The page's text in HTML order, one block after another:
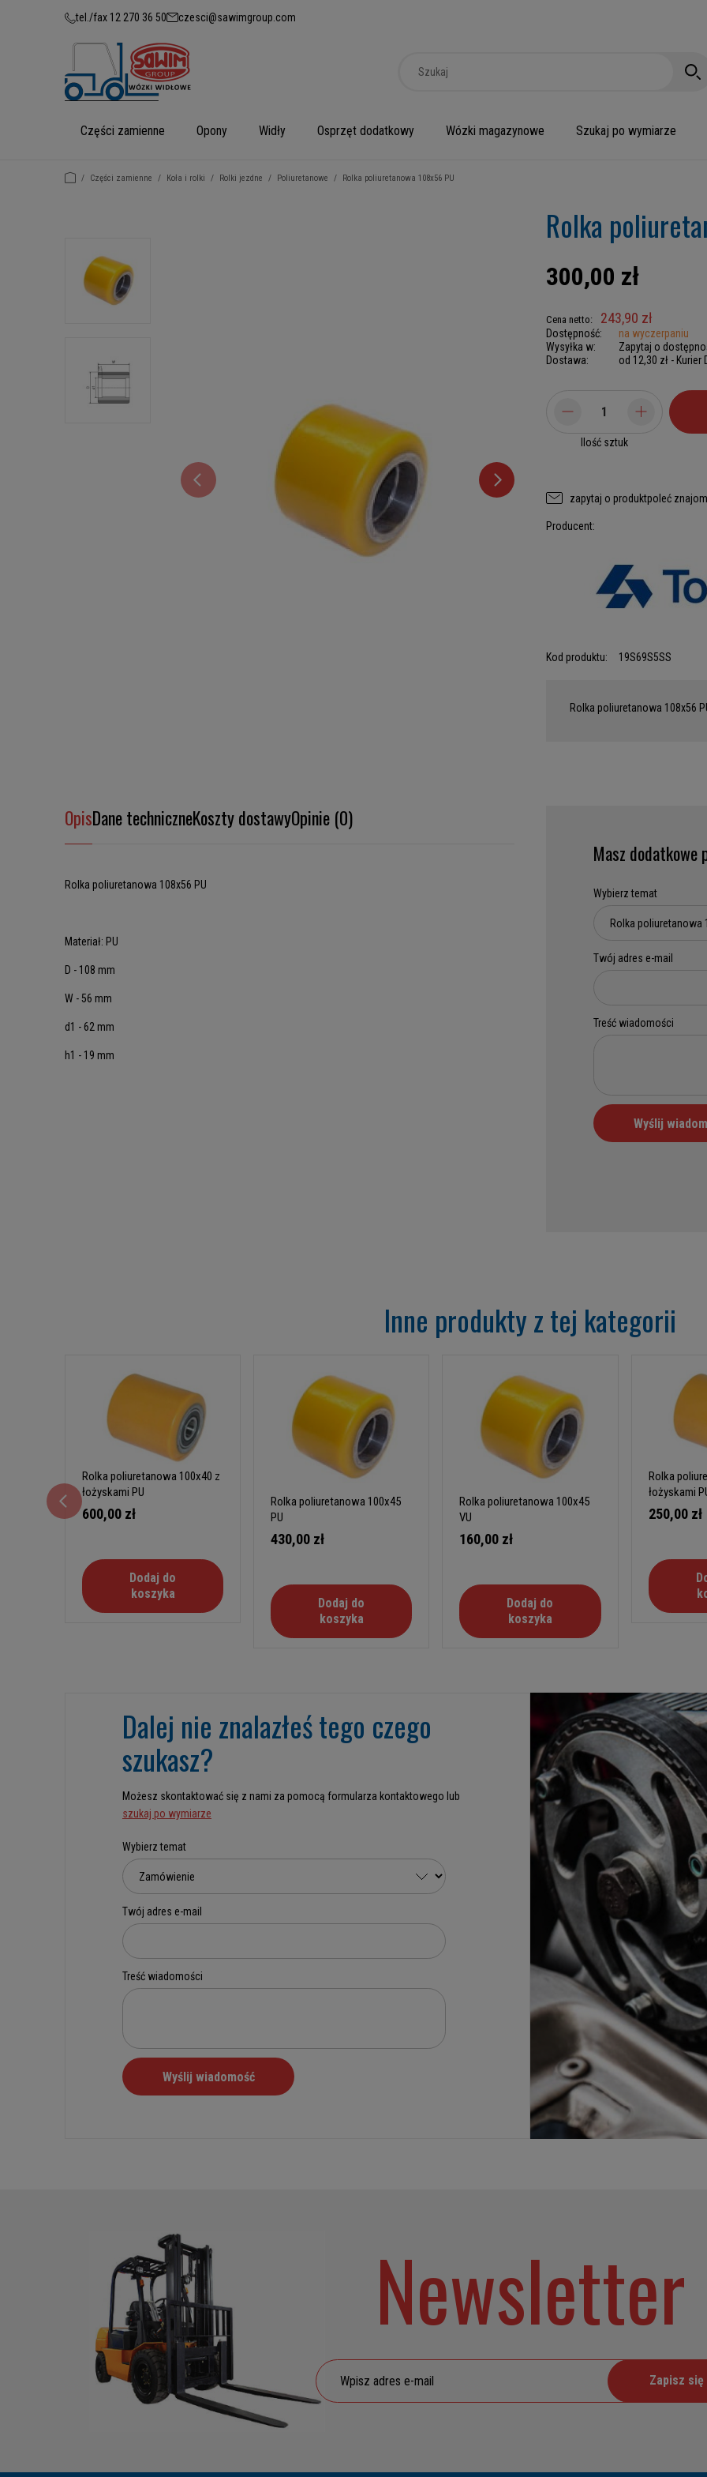
tel./fax 12 270 36 50 czesci@sawimgroup.com
Części zamienne Opony Widły Osprzęt dodatkowy Wózki magazynowe Szukaj po wymiarze
/ Części zamienne / Koła i rolki / Rolki jezdne / Poliuretanowe / Rolka poliuretanowa 108x56 PU
Rolka
300,00 zł
Cena netto: 243,90 zł
Dostępność:
na wyczerpaniu
Wysyłka w:
Zapytaj o
Dostawa:
od 12,30 zł - Kurier
Ilość sztuk
zapytaj o produktpoleć
Producent:
Kod produktu: 19S69S5SS
Rolka poliuretanowa 108x56
OpisDane techniczneKoszty dostawyOpinie (0)
Rolka poliuretanowa 108x56 PU
Materiał: PU
D - 108 mm
W - 56 mm
d1 - 62 mm
h1 - 19 mm
Masz dodatkowe
Inne produkty z tej kategorii
Rolka poliuretanowa 100x40 z
łożyskami PU
600,00 zł
Dodaj do
koszyka
Rolka poliuretanowa 100x45
PU
430,00 zł
Dodaj do
koszyka
Rolka poliuretanowa 100x45
VU
160,00 zł
Dodaj do
koszyka
Rolka
łożyskami
250,00 zł
Dalej nie znalazłeś tego czego
szukasz?
Możesz skontaktować się z nami za pomocą formularza kontaktowego lub
szukaj po wymiarze
Newsletter
Zapisz się